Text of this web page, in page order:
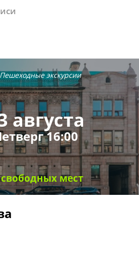
Пешеходные экскурсии
августа
16:00
свободных мест